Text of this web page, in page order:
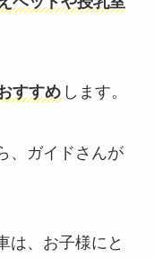
すすめ します。
、ガイドさんが
は、お子様にと